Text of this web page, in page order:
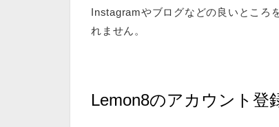
Instagramやブログなどの良いところ
れません。
Lemon8のアカウント登